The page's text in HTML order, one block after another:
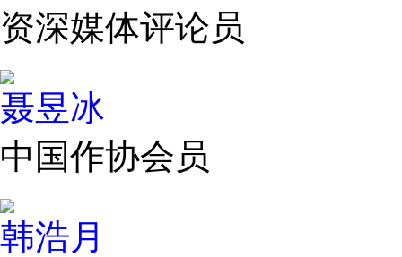
资深媒体评论员
聂昱冰
中国作协会员
韩浩月